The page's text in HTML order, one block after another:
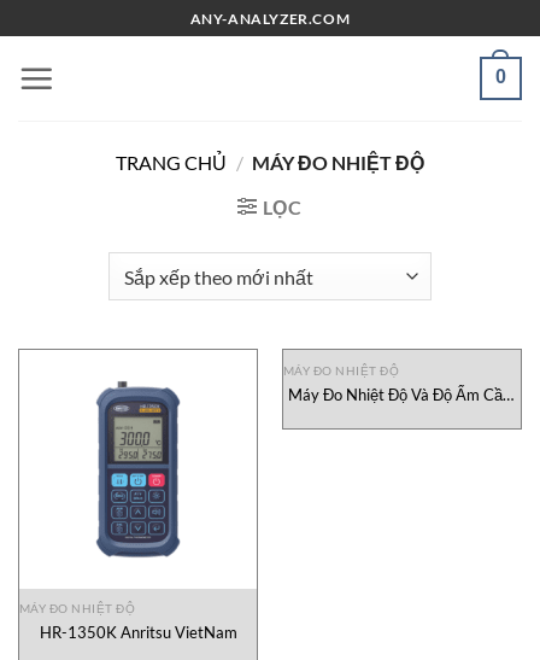
đến
nội
ANY-ANALYZER.COM
0
TRANG CHỦ / MÁY ĐO NHIỆT ĐỘ
LỌC
MÁY ĐO NHIỆT ĐỘ
HR-1350K Anritsu VietNam
MÁY ĐO NHIỆT ĐỘ
Máy Đo Nhiệt Độ Và Độ Ẩm Cầm
Việt Nam